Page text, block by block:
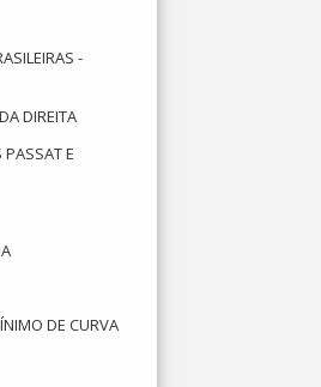
-
DIREITA
E
DE CURVA